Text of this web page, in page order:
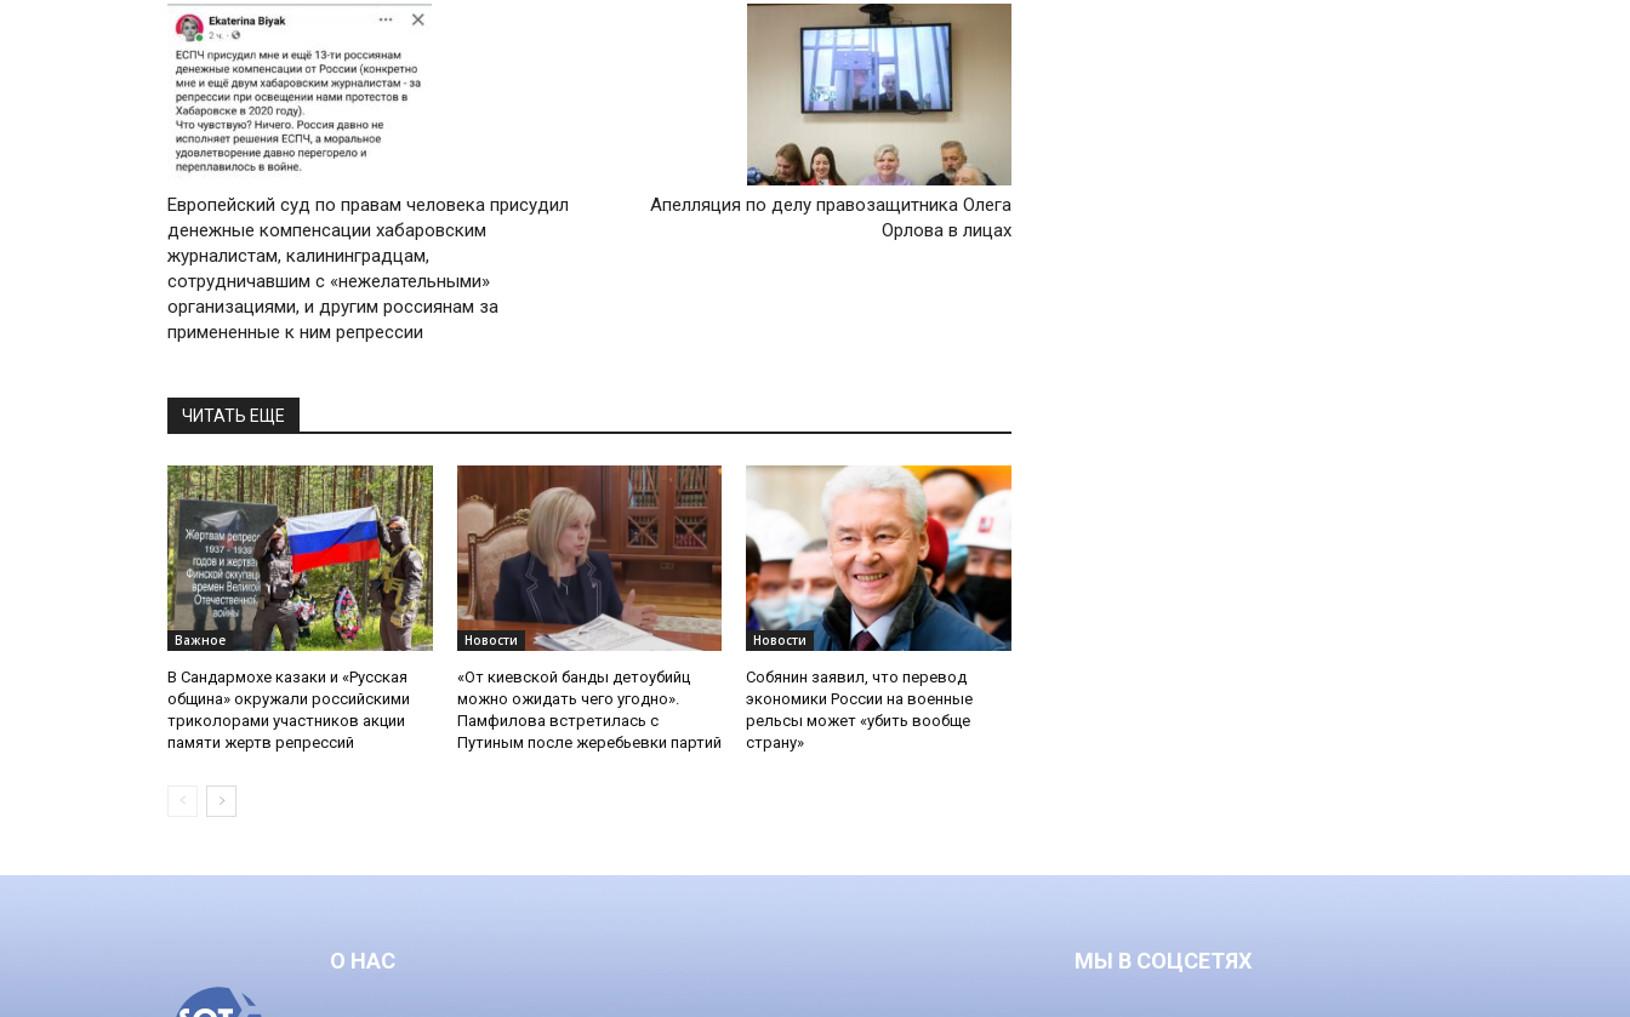
Европейский суд по правам человека присудил
денежные компенсации хабаровским
журналистам, калининградцам,
сотрудничавшим с «нежелательными»
организациями, и другим россиянам за
примененные к ним репрессии
Апелляция по делу правозащитника Олега
Орлова в лицах
ЧИТАТЬ ЕЩЕ
Важное
В Сандармохе казаки и «Русская
община» окружали российскими
триколорами участников акции
памяти жертв репрессий
Новости
«От киевской банды детоубийц
можно ожидать чего угодно».
Памфилова встретилась с
Путиным после жеребьевки партий
Новости
Собянин заявил, что перевод
экономики России на военные
рельсы может «убить вообще
страну»
О НАС МЫ В СОЦСЕТЯХ